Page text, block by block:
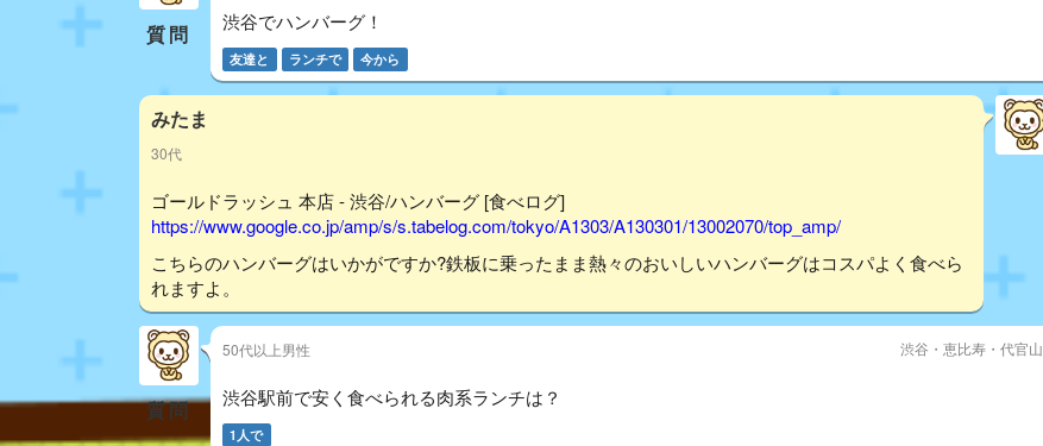
質問 渋谷でハンバーグ！
友達と ランチで 今から
みたま
30代
ゴールドラッシュ 本店 - 渋谷/ハンバーグ [食べログ]
https://www.google.co.jp/amp/s/s.tabelog.com/tokyo/A1303/A130301/13002070/top_amp/
こちらのハンバーグはいかがですか?鉄板に乗ったまま熱々のおいしいハンバーグはコスパよく食べら
れますよ。
質問
50代以上男性 渋谷・恵比寿・代官山
渋谷駅前で安く食べられる肉系ランチは？
1人で